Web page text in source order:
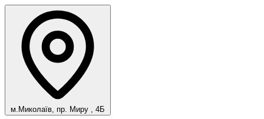
м.Миколаїв, пр. Миру , 4Б